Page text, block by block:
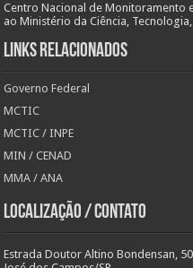
Centro Nacional de Monitoramento
ao Ministério da Ciência,
Links Relacionados
Governo Federal
MCTIC
MCTIC / INPE
MIN / CENAD
MMA / ANA
Localização / Contato
Estrada Doutor Altino Bondensan,